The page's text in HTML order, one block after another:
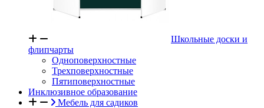
Школьные доски и
флипчарты
Одноповерхностные
Трехповерхностные
Пятиповерхностные
Инклюзивное образование
Мебель для садиков